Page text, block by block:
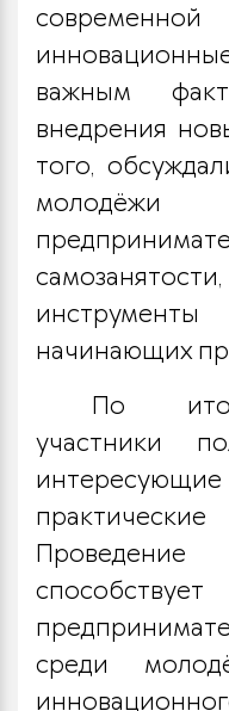
важным
внедрения
того,
начинающих
По
участники
среди